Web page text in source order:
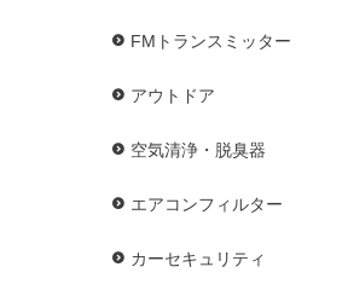
FMトランスミッター
アウトドア
空気清浄・脱臭器
エアコンフィルター
カーセキュリティ